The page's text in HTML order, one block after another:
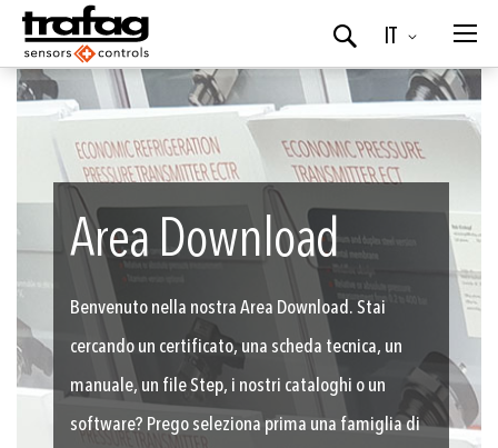
Lingua
IT
Ricerca
Area Download
Benvenuto nella nostra Area Download. Stai
cercando un certificato, una scheda tecnica, un
manuale, un file Step, i nostri cataloghi o un
software? Prego seleziona prima una famiglia di